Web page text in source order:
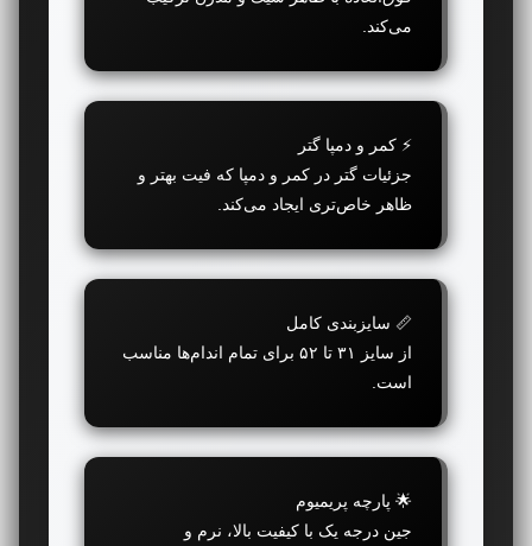
می‌کند.
⚡ کمر و دمپا گتر
جزئیات گتر در کمر و دمپا که فیت بهتر و
ظاهر خاص‌تری ایجاد می‌کند.
📏 سایزبندی کامل
از سایز ۳۱ تا ۵۲ برای تمام اندام‌ها مناسب
است.
🌟 پارچه پریمیوم
جین درجه یک با کیفیت بالا، نرم و